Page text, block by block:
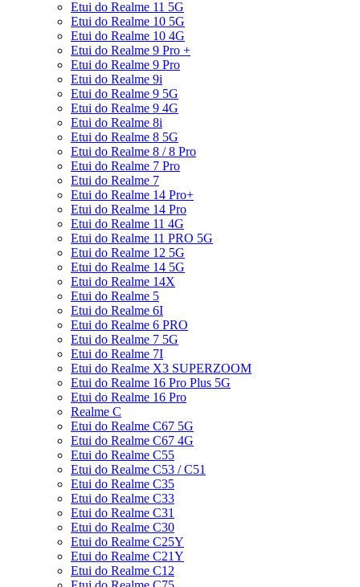
Etui do Realme 11 5G
Etui do Realme 10 5G
Etui do Realme 10 4G
Etui do Realme 9 Pro +
Etui do Realme 9 Pro
Etui do Realme 9i
Etui do Realme 9 5G
Etui do Realme 9 4G
Etui do Realme 8i
Etui do Realme 8 5G
Etui do Realme 8 / 8 Pro
Etui do Realme 7 Pro
Etui do Realme 7
Etui do Realme 14 Pro+
Etui do Realme 14 Pro
Etui do Realme 11 4G
Etui do Realme 11 PRO 5G
Etui do Realme 12 5G
Etui do Realme 14 5G
Etui do Realme 14X
Etui do Realme 5
Etui do Realme 6I
Etui do Realme 6 PRO
Etui do Realme 7 5G
Etui do Realme 7I
Etui do Realme X3 SUPERZOOM
Etui do Realme 16 Pro Plus 5G
Etui do Realme 16 Pro
Realme C
Etui do Realme C67 5G
Etui do Realme C67 4G
Etui do Realme C55
Etui do Realme C53 / C51
Etui do Realme C35
Etui do Realme C33
Etui do Realme C31
Etui do Realme C30
Etui do Realme C25Y
Etui do Realme C21Y
Etui do Realme C12